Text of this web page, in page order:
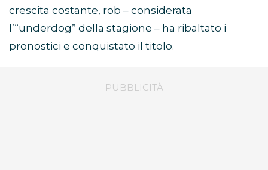
crescita costante, rob – considerata
l’“underdog” della stagione – ha ribaltato i
pronostici e conquistato il titolo.